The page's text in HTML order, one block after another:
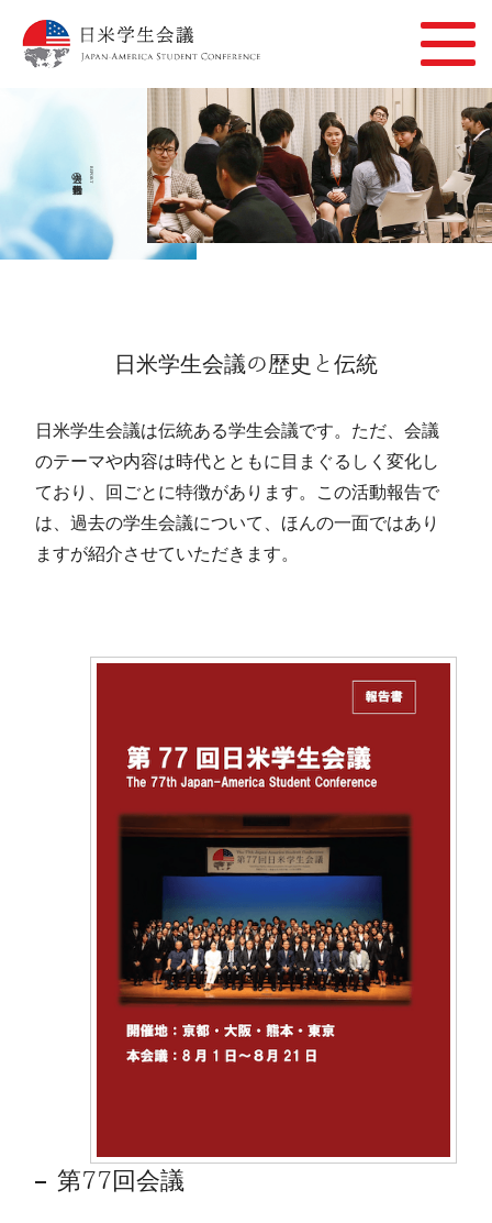
REPORT
過去の活動報告
日米学生会議の歴史と伝統
日米学生会議は伝統ある学生会議です。ただ、会議
のテーマや内容は時代とともに目まぐるしく変化し
ており、回ごとに特徴があります。この活動報告で
は、過去の学生会議について、ほんの一面ではあり
ますが紹介させていただきます。
第77回会議